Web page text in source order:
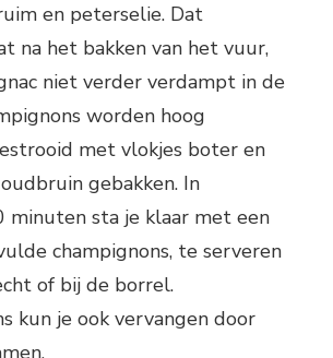
en peterselie. Dat
na het bakken van het vuur,
niet verder verdampt in de
worden hoog
met vlokjes boter en
gebakken. In
minuten sta je klaar met een
champignons, te serveren
of bij de borrel.
kun je ook vervangen door